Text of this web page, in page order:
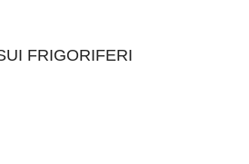
FRIGORIFERI